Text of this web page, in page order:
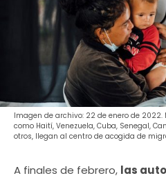
Imagen de archivo: 22 de enero de
como Haití, Venezuela, Cuba, Senegal,
otros, llegan al centro de acogida de
A finales de febrero, las